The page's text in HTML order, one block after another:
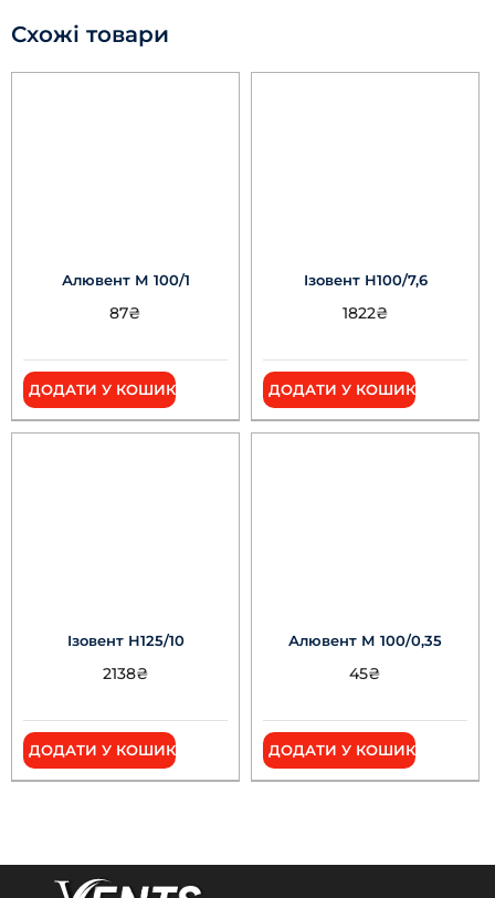
Схожі товари
Алювент М 100/1
87₴
ДОДАТИ У КОШИК
Ізовент Н100/7,6
1822₴
ДОДАТИ У КОШИК
Ізовент Н125/10
2138₴
ДОДАТИ У КОШИК
Алювент М 100/0,35
45₴
ДОДАТИ У КОШИК